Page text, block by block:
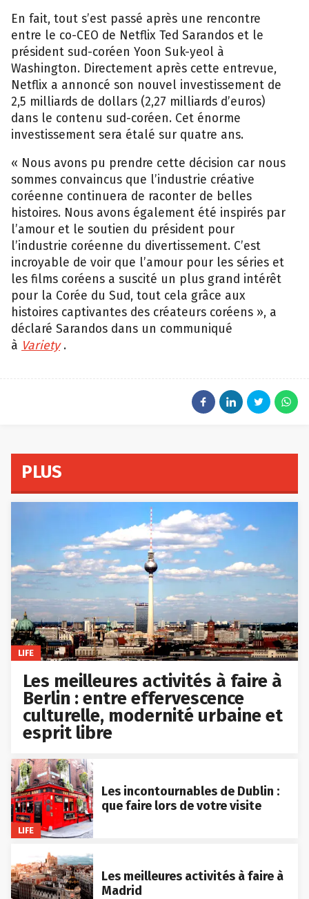
En fait, tout s’est passé après une rencontre
entre le co-CEO de Netflix Ted Sarandos et le
président sud-coréen Yoon Suk-yeol à
Washington. Directement après cette entrevue,
Netflix a annoncé son nouvel investissement de
2,5 milliards de dollars (2,27 milliards d’euros)
dans le contenu sud-coréen. Cet énorme
investissement sera étalé sur quatre ans.
« Nous avons pu prendre cette décision car nous
sommes convaincus que l’industrie créative
coréenne continuera de raconter de belles
histoires. Nous avons également été inspirés par
l’amour et le soutien du président pour
l’industrie coréenne du divertissement. C’est
incroyable de voir que l’amour pour les séries et
les films coréens a suscité un plus grand intérêt
pour la Corée du Sud, tout cela grâce aux
histoires captivantes des créateurs coréens », a
déclaré Sarandos dans un communiqué
à Variety.
PLUS
LIFE
Les meilleures activités à faire à
Berlin : entre effervescence
culturelle, modernité urbaine et
esprit libre
LIFE
Les incontournables de Dublin :
que faire lors de votre visite
Les meilleures activités à faire à
Madrid